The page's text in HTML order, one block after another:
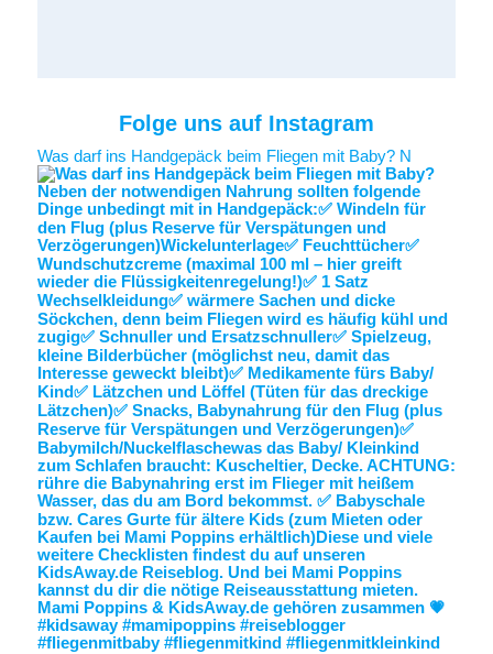
Folge uns auf Instagram
Was darf ins Handgepäck beim Fliegen mit Baby? N